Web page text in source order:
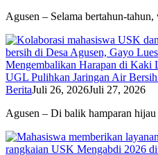
Agusen – Selama bertahun-
Mengembalikan Harapan di Kaki
UGL Pulihkan Jaringan Air
BeritaJuli 26, 2026Juli 27, 2026
Agusen – Di balik hamparan